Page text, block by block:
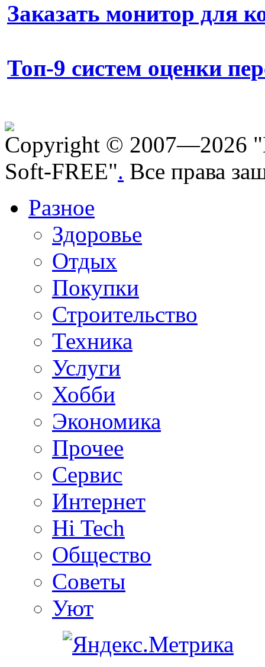
Заказать монитор для
Топ-9 систем оценки
Copyright © 2007—2026
Soft-FREE". Все права
Разное
Здоровье
Отдых
Покупки
Строительство
Техника
Услуги
Хобби
Экономика
Прочее
Сервис
Интернет
Hi Tech
Общество
Советы
Уют